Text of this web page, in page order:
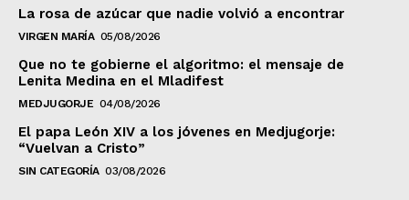
La rosa de azúcar que nadie volvió a encontrar
VIRGEN MARÍA 05/08/2026
Que no te gobierne el algoritmo: el mensaje de
Lenita Medina en el Mladifest
MEDJUGORJE 04/08/2026
El papa León XIV a los jóvenes en Medjugorje:
“Vuelvan a Cristo”
SIN CATEGORÍA 03/08/2026